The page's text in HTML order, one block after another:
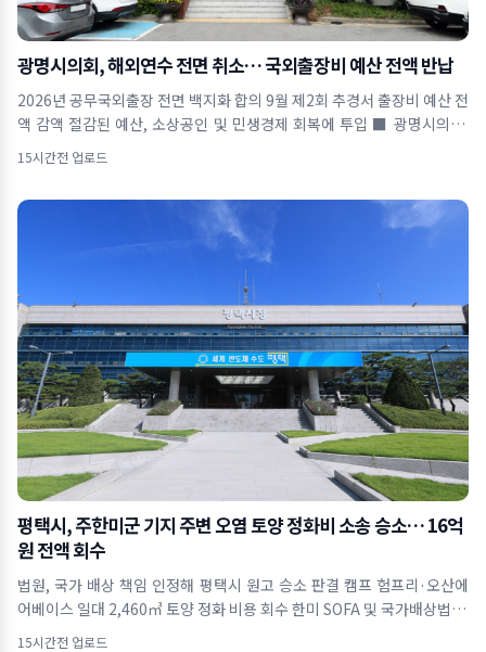
광명시의회, 해외연수 전면 취소… 국외출장비 예산 전액 반납
2026년 공무국외출장 전면 백지화 합의 9월 제2회 추경서 출장비 예산 전
액 감액 절감된 예산, 소상공인 및 민생경제 회복에 투입 ■ 광명시의회,
올해 공무국외출장
15시간전 업로드
평택시, 주한미군 기지 주변 오염 토양 정화비 소송 승소… 16억
원 전액 회수
법원, 국가 배상 책임 인정해 평택시 원고 승소 판결 캠프 험프리·오산에
어베이스 일대 2,460㎥ 토양 정화 비용 회수 한미 SOFA 및 국가배상법 근
거&hel
15시간전 업로드